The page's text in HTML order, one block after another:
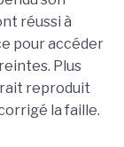
réussi à
pour accéder
Plus
reproduit
la faille.